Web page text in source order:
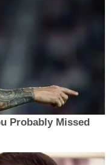
Probably Missed